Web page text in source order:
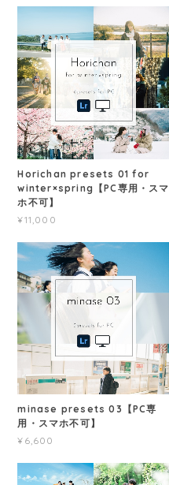
Horichan presets 01 for
winter×spring【PC専用・スマ
ホ不可】
¥11,000
minase presets 03【PC専
用・スマホ不可】
¥6,600